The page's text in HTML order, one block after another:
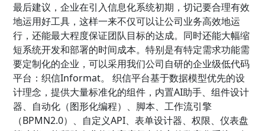
最后建议，企业在引入信息化系统初期，切记要合理有效
地运用好工具，这样一来不仅可以让公司业务高效地运
行，还能最大程度保证团队目标的达成。同时还能大幅缩
短系统开发和部署的时间成本。特别是有特定需求功能需
要定制化的企业，可以采用我们公司自研的企业级低代码
平台：织信Informat。 织信平台基于数据模型优先的设
计理念，提供大量标准化的组件，内置AI助手、组件设计
器、自动化（图形化编程）、脚本、工作流引擎
（BPMN2.0）、自定义API、表单设计器、权限、仪表盘